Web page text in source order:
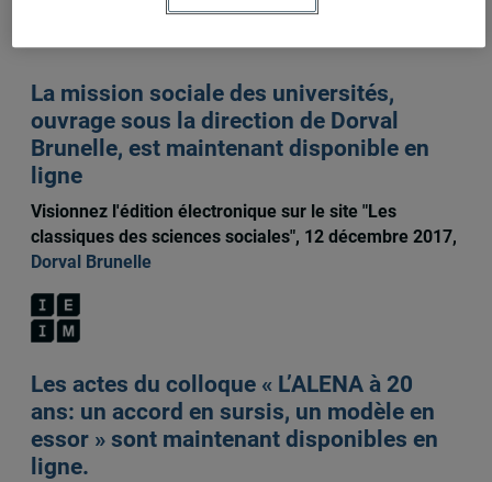
Sur le même sujet
La mission sociale des universités,
ouvrage sous la direction de Dorval
Brunelle, est maintenant disponible en
ligne
Visionnez l'édition électronique sur le site "Les
classiques des sciences sociales", 12 décembre 2017,
Dorval Brunelle
Les actes du colloque « L’ALENA à 20
ans: un accord en sursis, un modèle en
essor » sont maintenant disponibles en
ligne.